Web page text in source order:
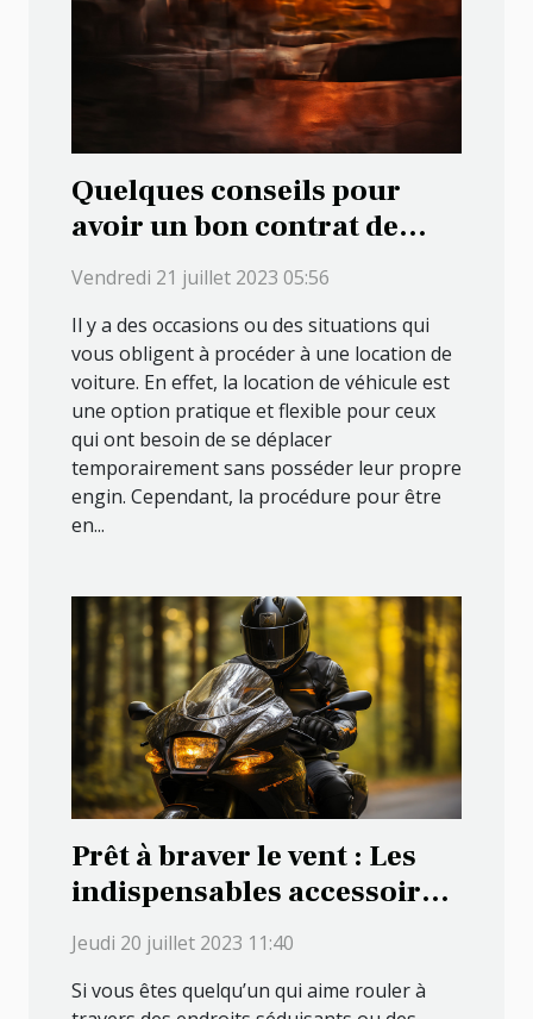
Quelques conseils pour
avoir un bon contrat de
location de véhicule
Vendredi 21 juillet 2023 05:56
Il y a des occasions ou des situations qui
vous obligent à procéder à une location de
voiture. En effet, la location de véhicule est
une option pratique et flexible pour ceux
qui ont besoin de se déplacer
temporairement sans posséder leur propre
engin. Cependant, la procédure pour être
en...
Prêt à braver le vent : Les
indispensables accessoires
pour les motards
passionnés
Jeudi 20 juillet 2023 11:40
Si vous êtes quelqu’un qui aime rouler à